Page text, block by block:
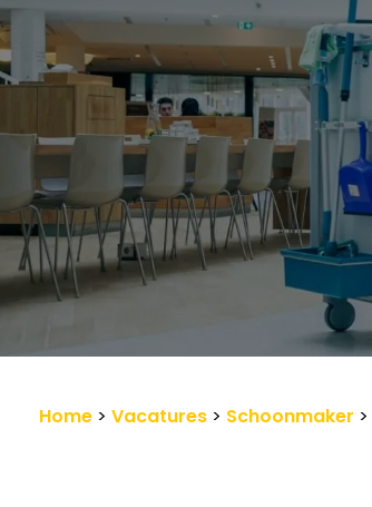
Home > Vacatures > Schoonmaker >
Vacatures
Beroepen
Werkomgevingen
Opleidingen
Werkgevers